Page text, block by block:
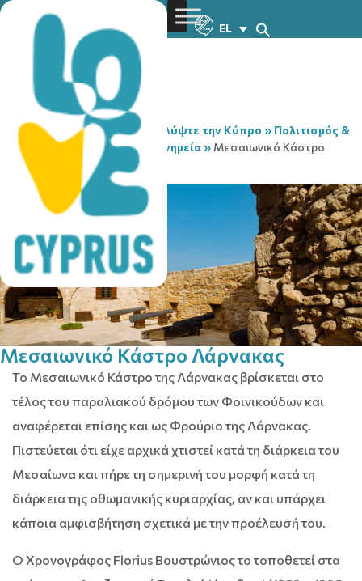
EL
You are here:Home» Ανακαλύψτε την Κύπρο » Πολιτισμός &
Θρησκεία
Αξιοθέατα & Μνημεία» Μεσαιωνικό Κάστρο
Λάρνακας
Μεσαιωνικό Κάστρο Λάρνακας
Το Μεσαιωνικό Κάστρο της Λάρνακας βρίσκεται στο
τέλος του παραλιακού δρόμου των Φοινικούδων και
αναφέρεται επίσης και ως Φρούριο της Λάρνακας.
Πιστεύεται ότι είχε αρχικά χτιστεί κατά τη διάρκεια του
Μεσαίωνα και πήρε τη σημερινή του μορφή κατά τη
διάρκεια της οθωμανικής κυριαρχίας, αν και υπάρχει
κάποια αμφισβήτηση σχετικά με την προέλευσή του.
Ο Χρονογράφος Florius Βουστρώνιος το τοποθετεί στα